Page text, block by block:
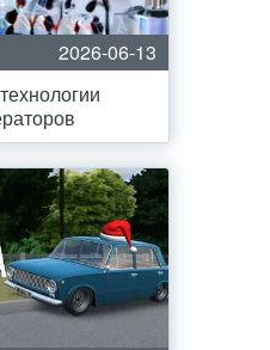
2026-06-13